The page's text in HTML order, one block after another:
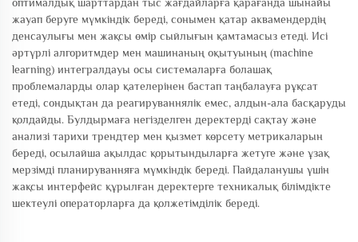
жауап беруге мүмкіндік береді, сонымен қатар аквамендердің
денсаулығы мен жақсы өмір сыйлығын қамтамасыз етеді. Исі
әртүрлі алгоритмдер мен машинаның оқытуының (machine
learning) интегралдауы осы системаларға болашақ
проблемаларды олар қателерінен бастап таңбалауға рұқсат
етеді, сондықтан да реагируваннялік емес, алдын-ала басқаруды
қолдайды. Булдырмаға негізделген деректерді сақтау және
анализі тарихи трендтер мен қызмет көрсету метрикаларын
береді, осылайша ақылдас қорытындыларға жетуге және ұзақ
мерзімді планируванняға мүмкіндік береді. Пайдаланушы үшін
жақсы интерфейс құрылған деректерге техникалық білімдікте
шектеулі операторларға да қолжетімділік береді.